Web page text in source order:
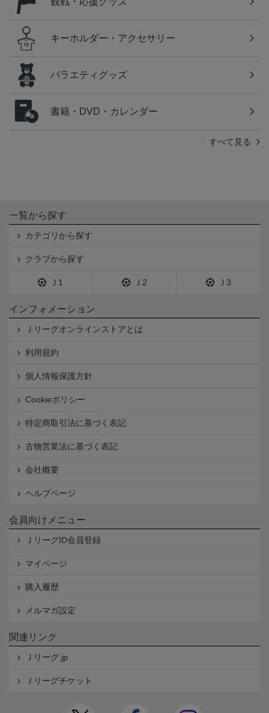
キーホルダー・アクセサリー
バラエティグッズ
書籍・DVD・カレンダー
すべて見る
一覧から探す
カテゴリから探す
クラブから探す
Ｊ1 Ｊ2 Ｊ3
インフォメーション
Ｊリーグオンラインストアとは
利用規約
個人情報保護方針
Cookieポリシー
特定商取引法に基づく表記
古物営業法に基づく表記
会社概要
ヘルプページ
会員向けメニュー
ＪリーグID会員登録
マイページ
購入履歴
メルマガ設定
関連リンク
Ｊリーグ.jp
Ｊリーグチケット